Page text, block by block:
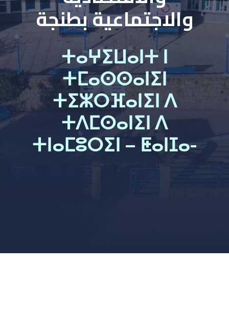
والاجتماعية بطنجة
ⵜⴰⵖⵉⵡⴰⵏⵜ ⵏ
ⵜⵎⴰⵙⵙⴰⵏⵉⵏ
ⵜⵉⵣⵔⴼⴰⵏⵉⵏ ⴷ
ⵜⴷⵎⵙⴰⵏⵉⵏ ⴷ
ⵜⵏⴰⵎⵓⵔⵉⵏ – ⵟⴰⵏⵊⴰ-